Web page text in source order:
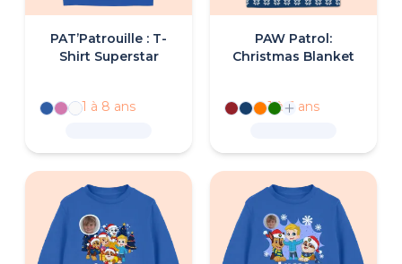
PAT’Patrouille : T-
Shirt Superstar
1 à 8 ans
PAW Patrol:
Christmas Blanket
1 à 6 ans